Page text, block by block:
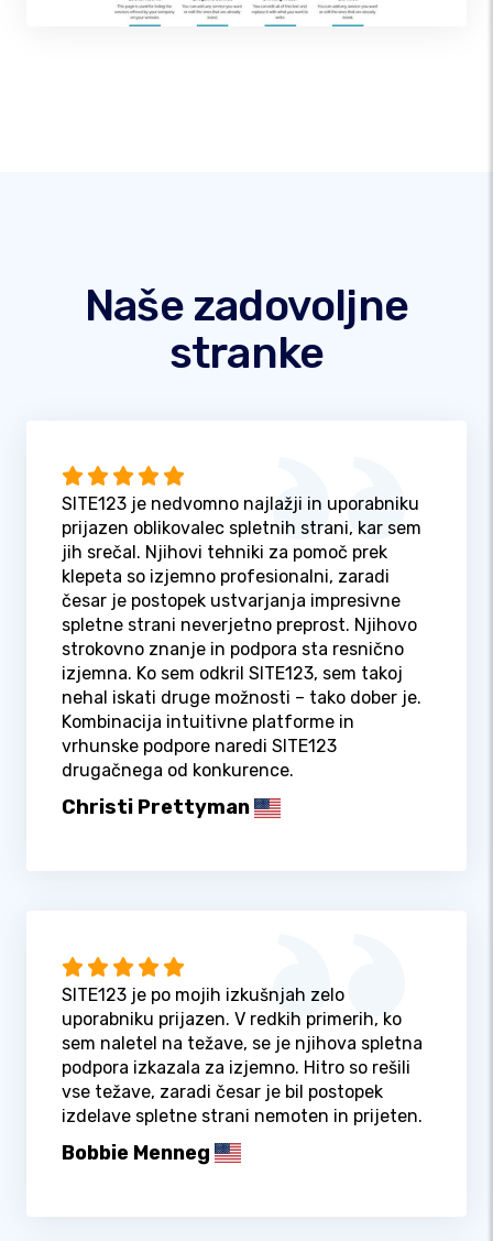
Naše zadovoljne
stranke
SITE123 je nedvomno najlažji in uporabniku
prijazen oblikovalec spletnih strani, kar sem
jih srečal. Njihovi tehniki za pomoč prek
klepeta so izjemno profesionalni, zaradi
česar je postopek ustvarjanja impresivne
spletne strani neverjetno preprost. Njihovo
strokovno znanje in podpora sta resnično
izjemna. Ko sem odkril SITE123, sem takoj
nehal iskati druge možnosti – tako dober je.
Kombinacija intuitivne platforme in
vrhunske podpore naredi SITE123
drugačnega od konkurence.
Christi Prettyman
SITE123 je po mojih izkušnjah zelo
uporabniku prijazen. V redkih primerih, ko
sem naletel na težave, se je njihova spletna
podpora izkazala za izjemno. Hitro so rešili
vse težave, zaradi česar je bil postopek
izdelave spletne strani nemoten in prijeten.
Bobbie Menneg